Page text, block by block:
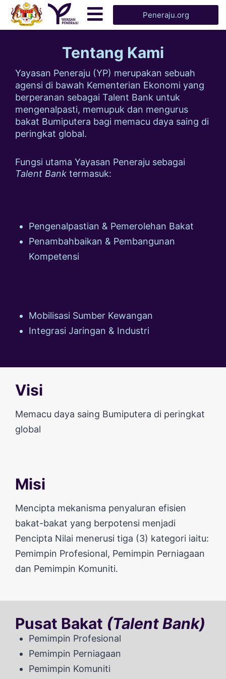
Peneraju.org
Tentang Kami
Yayasan Peneraju (YP) merupakan sebuah
agensi di bawah Kementerian Ekonomi yang
berperanan sebagai Talent Bank untuk
mengenalpasti, memupuk dan mengurus
bakat Bumiputera bagi memacu daya saing di
peringkat global.
Fungsi utama Yayasan Peneraju sebagai
Talent Bank termasuk:
Pengenalpastian & Pemerolehan Bakat
Penambahbaikan & Pembangunan
Kompetensi
Mobilisasi Sumber Kewangan
Integrasi Jaringan & Industri
Visi
Memacu daya saing Bumiputera di peringkat
global
Misi
Mencipta mekanisma penyaluran efisien
bakat-bakat yang berpotensi menjadi
Pencipta Nilai menerusi tiga (3) kategori iaitu:
Pemimpin Profesional, Pemimpin Perniagaan
dan Pemimpin Komuniti.
Pusat Bakat (Talent Bank)
Pemimpin Profesional
Pemimpin Perniagaan
Pemimpin Komuniti